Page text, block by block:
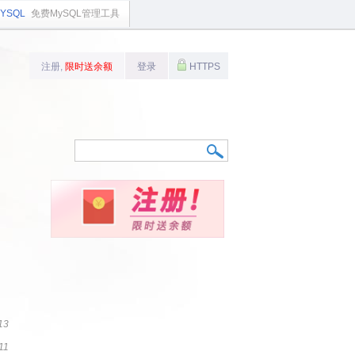
免费MySQL管理工具
注册, 限时送余额 登录 HTTPS